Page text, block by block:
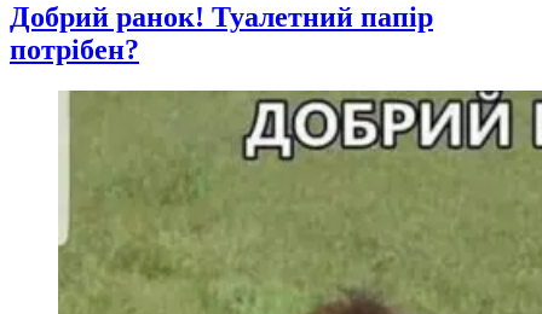
Добрий ранок! Туалетний папір
потрібен?